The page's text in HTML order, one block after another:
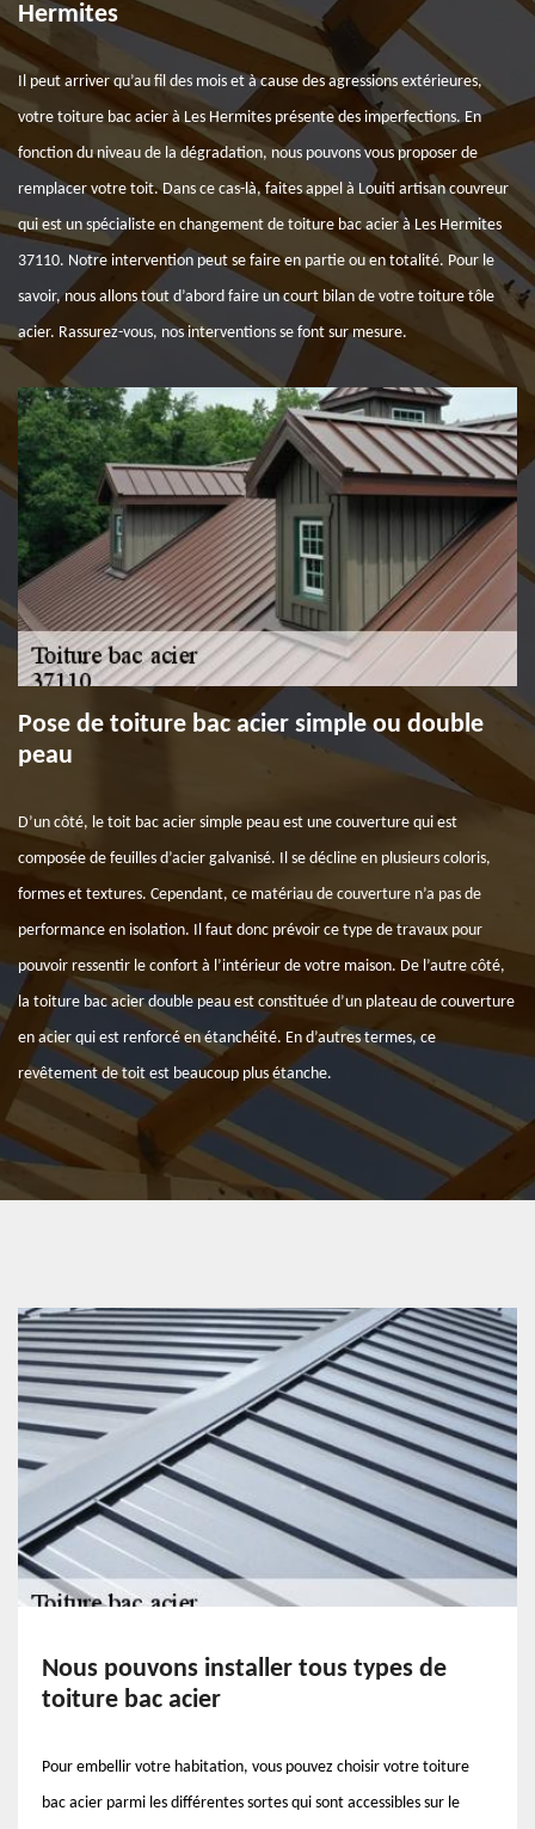
Hermites
Il peut arriver qu’au fil des mois et à cause des agressions extérieures,
votre toiture bac acier à Les Hermites présente des imperfections. En
fonction du niveau de la dégradation, nous pouvons vous proposer de
remplacer votre toit. Dans ce cas-là, faites appel à Louiti artisan couvreur
qui est un spécialiste en changement de toiture bac acier à Les Hermites
37110. Notre intervention peut se faire en partie ou en totalité. Pour le
savoir, nous allons tout d’abord faire un court bilan de votre toiture tôle
acier. Rassurez-vous, nos interventions se font sur mesure.
Pose de toiture bac acier simple ou double
peau
D’un côté, le toit bac acier simple peau est une couverture qui est
composée de feuilles d’acier galvanisé. Il se décline en plusieurs coloris,
formes et textures. Cependant, ce matériau de couverture n’a pas de
performance en isolation. Il faut donc prévoir ce type de travaux pour
pouvoir ressentir le confort à l’intérieur de votre maison. De l’autre côté,
la toiture bac acier double peau est constituée d’un plateau de couverture
en acier qui est renforcé en étanchéité. En d’autres termes, ce
revêtement de toit est beaucoup plus étanche.
Nous pouvons installer tous types de
toiture bac acier
Pour embellir votre habitation, vous pouvez choisir votre toiture
bac acier parmi les différentes sortes qui sont accessibles sur le